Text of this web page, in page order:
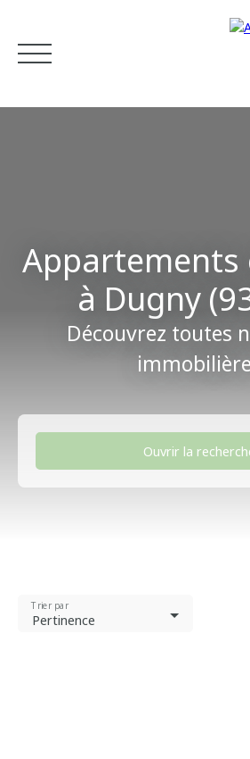
Estimation
Appartements
à Dugny
Découvrez toutes
Ouvrir la
Dugny (93440)
Localisation
Pertinence
Trier par